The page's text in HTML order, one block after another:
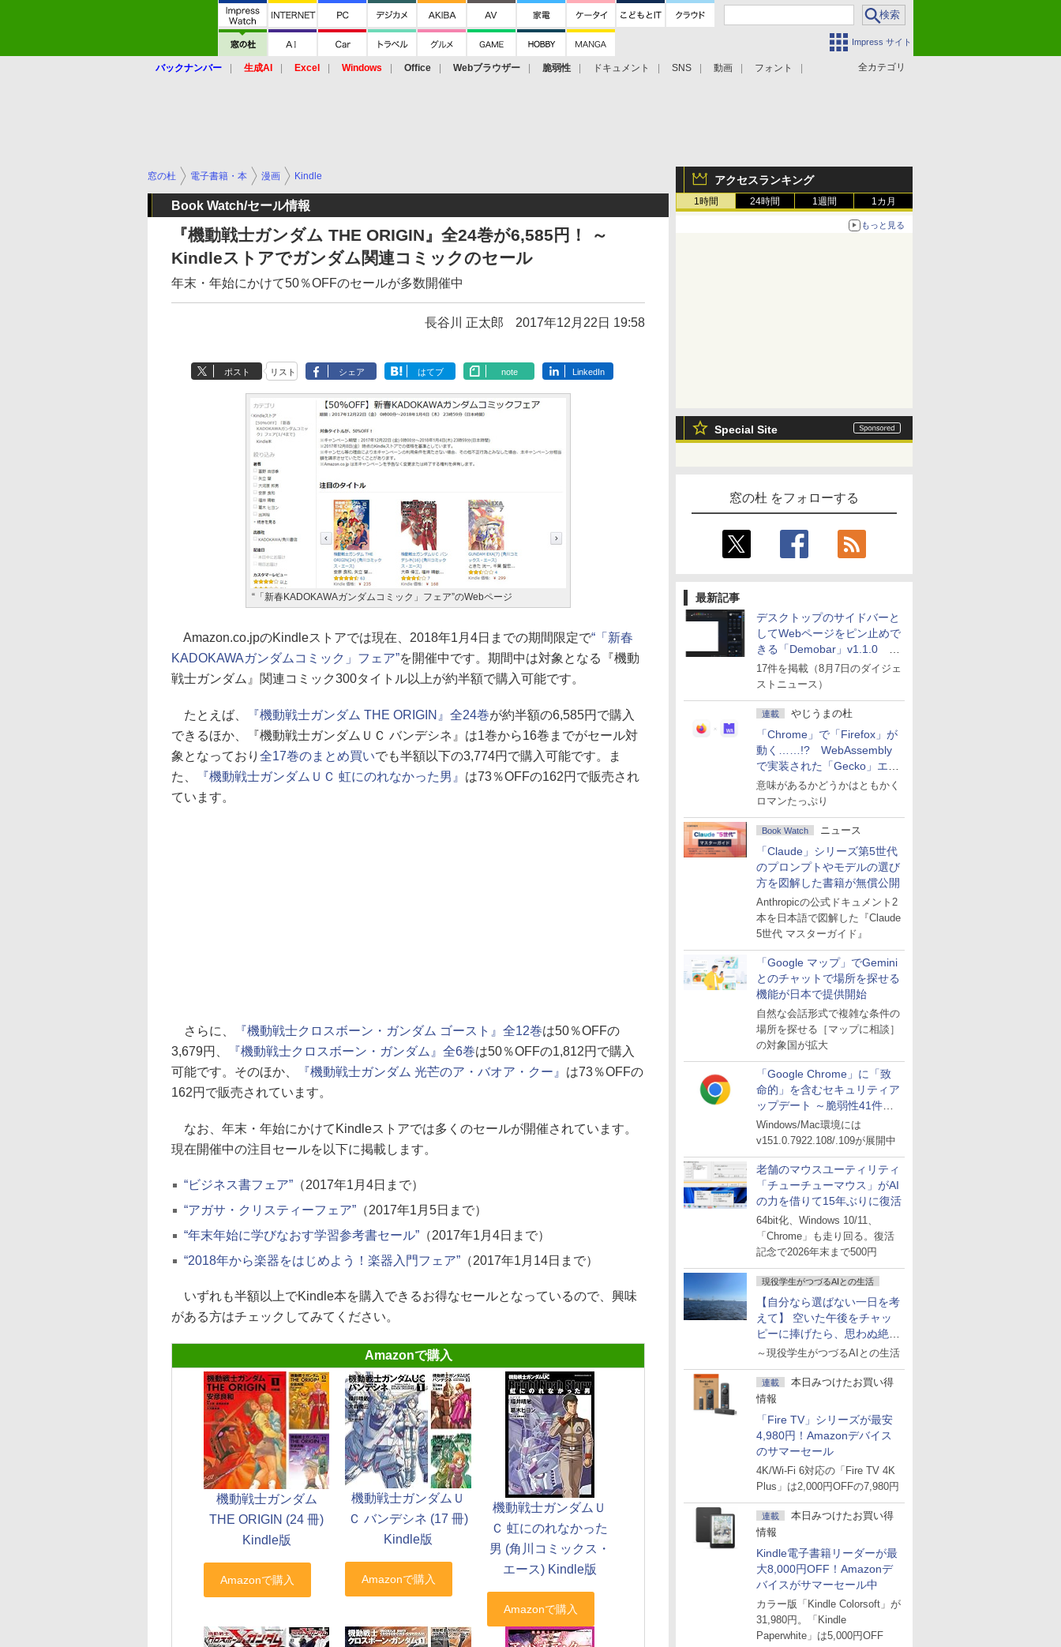
Impress サイト
全カテゴリ
バックナンバー 生成AI Excel Windows Office Webブラウザー 脆弱性 ドキュメント SNS 動画 フォント
アクセスランキング
1時間 24時間 1週間 1カ月
もっと見る
Special Site
窓の杜 をフォローする
最新記事
デスクトップのサイドバーと
してWebページをピン止めで
きる「Demobar」v1.1.0 ほ
か
17件を掲載（8月7日のダイジェ
ストニュース）
連載 やじうまの杜
「Chrome」で「Firefox」が
動く……!? WebAssembly
で実装された「Gecko」エン
ジン
意味があるかどうかはともかく
ロマンたっぷり
Book Watch ニュース
「Claude」シリーズ第5世代
のプロンプトやモデルの選び
方を図解した書籍が無償公開
Anthropicの公式ドキュメント2
本を日本語で図解した『Claude
5世代 マスターガイド』
「Google マップ」でGemini
とのチャットで場所を探せる
機能が日本で提供開始
自然な会話形式で複雑な条件の
場所を探せる［マップに相談］
の対象国が拡大
「Google Chrome」に「致
命的」を含むセキュリティア
ップデート ～脆弱性41件に
対処
Windows/Mac環境には
v151.0.7922.108/.109が展開中
老舗のマウスユーティリティ
「チューチューマウス」がAI
の力を借りて15年ぶりに復活
64bit化、Windows 10/11、
「Chrome」も走り回る。復活
記念で2026年末まで500円
現役学生がつづるAIとの生活
【自分なら選ばない一日を考
えて】 空いた午後をチャッ
ピーに捧げたら、思わぬ絶景
に出会った話
～現役学生がつづるAIとの生活
連載
本日みつけたお買い得
情報
「Fire TV」シリーズが最安
4,980円！Amazonデバイス
のサマーセール
4K/Wi-Fi 6対応の「Fire TV 4K
Plus」は2,000円OFFの7,980円
連載
本日みつけたお買い得
情報
Kindle電子書籍リーダーが最
大8,000円OFF！Amazonデ
バイスがサマーセール中
カラー版「Kindle Colorsoft」が
31,980円。「Kindle
Paperwhite」は5,000円OFF
窓の杜 電子書籍・本 漫画 Kindle
Book Watch/セール情報
『機動戦士ガンダム THE ORIGIN』全24巻が6,585円！ ～
Kindleストアでガンダム関連コミックのセール
年末・年始にかけて50％OFFのセールが多数開催中
長谷川 正太郎 2017年12月22日 19:58
ポスト リスト シェア はてブ note LinkedIn
“「新春KADOKAWAガンダムコミック」フェア”のWebページ
Amazon.co.jpのKindleストアでは現在、2018年1月4日までの期間限定で“「新春
KADOKAWAガンダムコミック」フェア”を開催中です。期間中は対象となる『機動
戦士ガンダム』関連コミック300タイトル以上が約半額で購入可能です。
たとえば、 『機動戦士ガンダム THE ORIGIN』全24巻が約半額の6,585円で購入
できるほか、『機動戦士ガンダムＵＣ バンデシネ』は1巻から16巻までがセール対
象となっており 全17巻のまとめ買いでも半額以下の3,774円で購入可能です。ま
た、
『機動戦士ガンダムＵＣ 虹にのれなかった男』 は73％OFFの162円で販売され
ています。
さらに、 『機動戦士クロスボーン・ガンダム ゴースト』全12巻は50％OFFの
3,679円、
『機動戦士クロスボーン・ガンダム』全6巻は50％OFFの1,812円で購入
可能です。そのほか、
『機動戦士ガンダム 光芒のア・バオア・クー』 は73％OFFの
162円で販売されています。
なお、年末・年始にかけてKindleストアでは多くのセールが開催されています。
現在開催中の注目セールを以下に掲載します。
“ビジネス書フェア” （2017年1月4日まで）
“アガサ・クリスティーフェア” （2017年1月5日まで）
“年末年始に学びなおす学習参考書セール” （2017年1月4日まで）
“2018年から楽器をはじめよう！楽器入門フェア” （2017年1月14日まで）
いずれも半額以上でKindle本を購入できるお得なセールとなっているので、興味
がある方はチェックしてみてください。
Amazonで購入
機動戦士ガンダム
THE ORIGIN (24 冊)
Kindle版
機動戦士ガンダムＵ
Ｃ バンデシネ (17 冊)
Kindle版
機動戦士ガンダムＵ
Ｃ 虹にのれなかった
男 (角川コミックス・
エース) Kindle版